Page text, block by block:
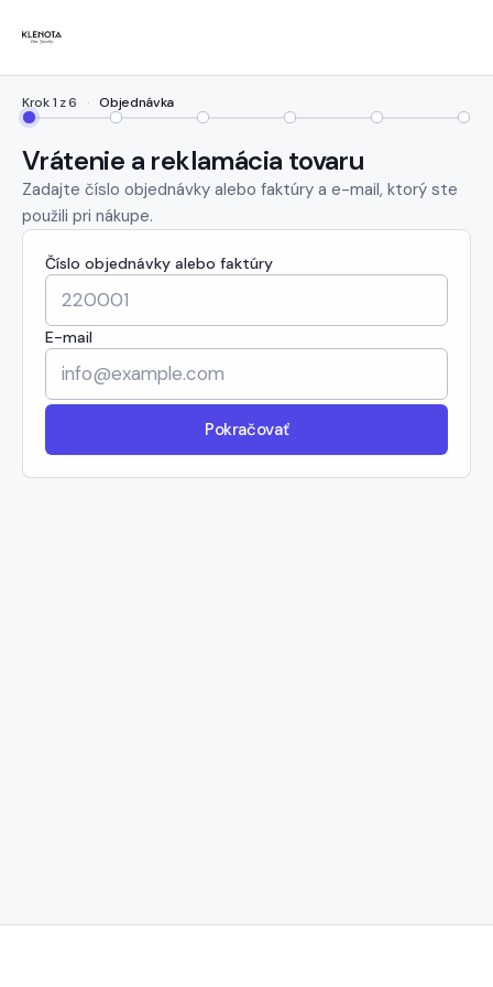
Krok 1 z 6 · Objednávka
ObjednávkaTyp Produkty Dôvod Doprava
Vrátenie a reklamácia tovaru
Zadajte číslo objednávky alebo faktúry a e-mail, ktorý ste
použili pri nákupe.
Číslo objednávky alebo faktúry
E-mail
Pokračovať